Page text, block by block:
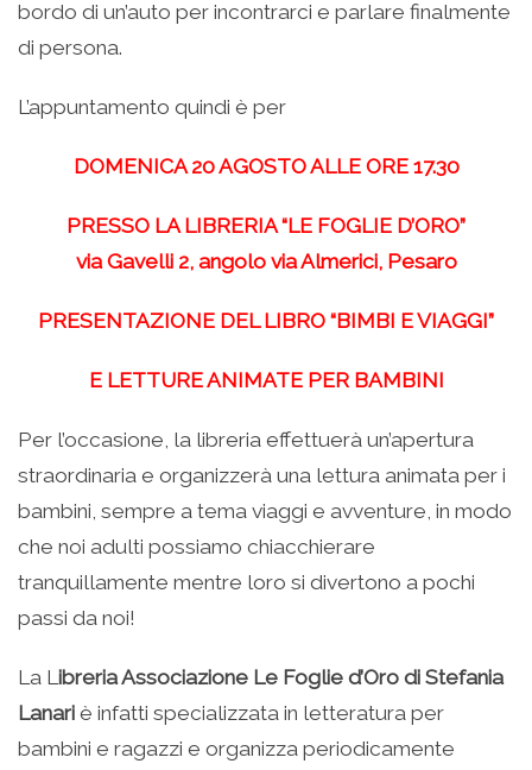
bordo di un’auto per incontrarci e parlare finalmente
di persona.
L’appuntamento quindi è per
DOMENICA 20 AGOSTO ALLE ORE 17.30
PRESSO LA LIBRERIA “LE FOGLIE D’ORO”
via Gavelli 2, angolo via Almerici, Pesaro
PRESENTAZIONE DEL LIBRO “BIMBI E VIAGGI”
E LETTURE ANIMATE PER BAMBINI
Per l’occasione, la libreria effettuerà un’apertura
straordinaria e organizzerà una lettura animata per i
bambini, sempre a tema viaggi e avventure, in modo
che noi adulti possiamo chiacchierare
tranquillamente mentre loro si divertono a pochi
passi da noi!
La L ibreria Associazione Le Foglie d’Oro di Stefania
Lanari è infatti specializzata in letteratura per
bambini e ragazzi e organizza periodicamente